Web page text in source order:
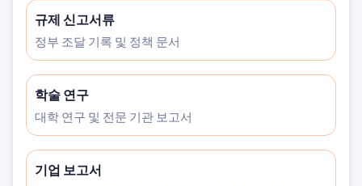
규제 신고서류
정부 조달 기록 및 정책 문서
학술 연구
대학 연구 및 전문 기관 보고서
기업 보고서